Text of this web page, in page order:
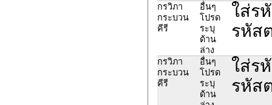
กรวิภา
กระบวน
คีรี
อื่นๆ
โปรด
ระบุ
ด้าน
ล่าง
ใส่ร
รหัส
กรวิภา
กระบวน
คีรี
อื่นๆ
โปรด
ระบุ
ด้าน
ใส่ร
รหัส